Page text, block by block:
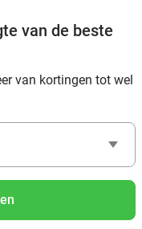
van de beste
van kortingen tot wel
omgeving
deal-inspiratie uit
d'Opale